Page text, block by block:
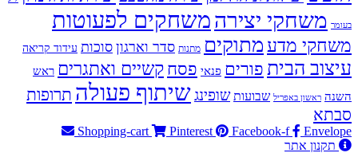
בעומר משחקי יצירהמשחקים לפעוטות
משחקי מדע מתוקים מתנות סדר וארגון סוכות עידוד קריאה
עיצוב הבית פורים פנאי פסח קשיים ואתגרים ראש
השנה ראשון באפריל שבועות שופינגשיתוף פעולה תרופות
סבתא
Shopping-cart Pinterest Facebook-f
Envelope
תקנון אתר